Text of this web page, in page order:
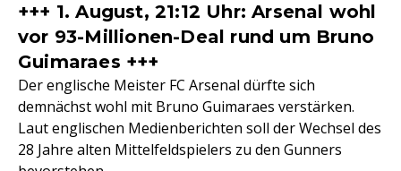
+++ 1. August, 21:12 Uhr: Arsenal wohl
vor 93-Millionen-Deal rund um Bruno
Guimaraes +++
Der englische Meister FC Arsenal dürfte sich
demnächst wohl mit Bruno Guimaraes verstärken.
Laut englischen Medienberichten soll der Wechsel des
28 Jahre alten Mittelfeldspielers zu den Gunners